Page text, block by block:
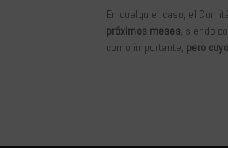
En cualquier caso, el
próximos meses, siendo
como importante, pero